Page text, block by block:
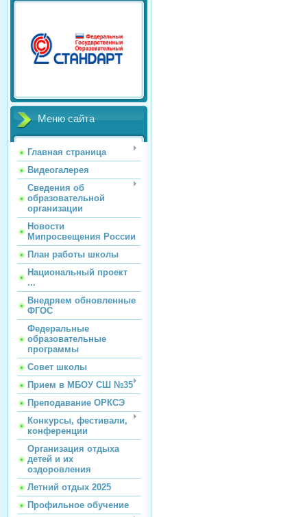
Меню сайта
Главная страница
Видеогалерея
Сведения об
образовательной
организации
Новости
Мипросвещения России
План работы школы
Национальный проект
...
Внедряем обновленные
ФГОС
Федеральные
образовательные
программы
Совет школы
Прием в МБОУ СШ №35
Преподавание ОРКСЭ
Конкурсы, фестивали,
конференции
Организация отдыха
детей и их
оздоровления
Летний отдых 2025
Профильное обучение